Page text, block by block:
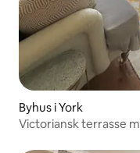
Byhus i York
Victoriansk terrasse